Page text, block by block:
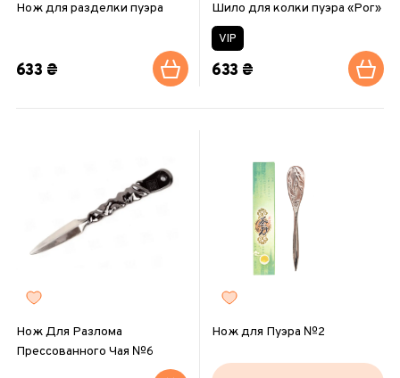
Нож для разделки пуэра
633 ₴
Шило для колки пуэра «Рог»
VIP
633 ₴
Нож Для Разлома
Прессованного Чая №6
Нож для Пуэра №2